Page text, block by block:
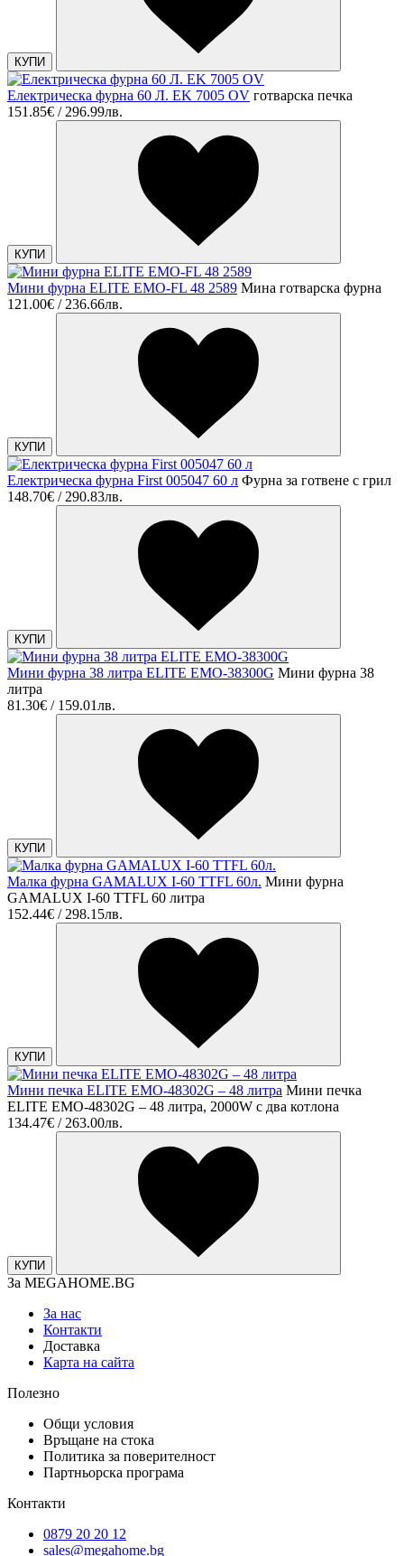
КУПИ
Електрическа фурна 60 Л. EK 7005 OV готварска печка
151.85€ / 296.99лв.
КУПИ
Мини фурна ELITE EMO-FL 48 2589 Мина готварска фурна
121.00€ / 236.66лв.
КУПИ
Електрическа фурна First 005047 60 л Фурна за готвене с грил
148.70€ / 290.83лв.
КУПИ
Мини фурна 38 литра ELITE EMO-38300G Мини фурна 38
литра
81.30€ / 159.01лв.
КУПИ
Малка фурна GAMALUX I-60 TTFL 60л. Мини фурна
GAMALUX I-60 TTFL 60 литра
152.44€ / 298.15лв.
КУПИ
Мини печка ELITE EMO-48302G – 48 литра Мини печка
ELITE EMO-48302G – 48 литра, 2000W с два котлона
134.47€ / 263.00лв.
КУПИ
За MEGAHOME.BG
За нас
Контакти
Доставка
Карта на сайта
Полезно
Общи условия
Връщане на стока
Политика за поверителност
Партньорска програма
Контакти
0879 20 20 12
sales@megahome.bg